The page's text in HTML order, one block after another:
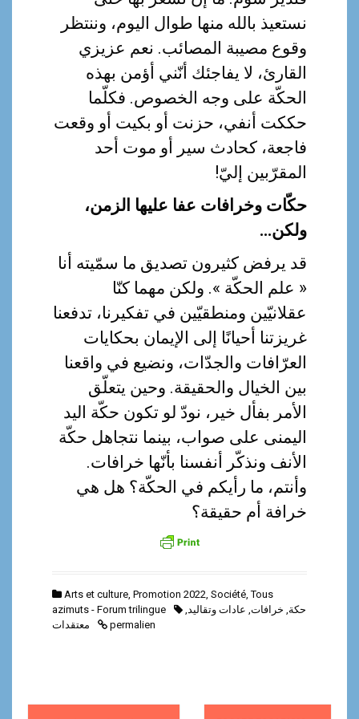
نستعيذ بالله منها طوال اليوم، وننتظر
وقوع مصيبة المصائب. نعم عزيزي
القارئ، لا يفاجئك أنّني أؤمن بهذه
الحكّة على وجه الخصوص. فكلّما
حككت أنفي، حزنت أو بكيت أو وقعت
فاجعة، كحادث سير أو موت أحد
المقرّبين إليّ!
حكّات وخرافات عفا عليها الزمن،
ولكن…
قد يرفض كثيرون تصديق ما سمّيته أنا
« علم الحكّة ». ولكن مهما كنّا
عقلانيّين ومنطقيّين في تفكيرنا، تدفعنا
غريزتنا أحيانًا إلى الإيمان بحكايات
العرّافات والجدّات، ونضيع في واقعنا
بين الخيال والحقيقة. وحين يتعلّق
الأمر بفأل خير، نودّ لو تكون حكّة اليد
اليمنى على صواب، بينما نتجاهل حكّة
الأنف ونذكّر أنفسنا بأنّها خرافات.
وأنتم، ما رأيكم في الحكّة؟ هل هي
خرافة أم حقيقة؟
Arts et culture, Promotion 2022, Société,Tous
azimuts - Forum trilingue
حكة, خرافات, عادات وتقاليد,
معتقدات
permalien